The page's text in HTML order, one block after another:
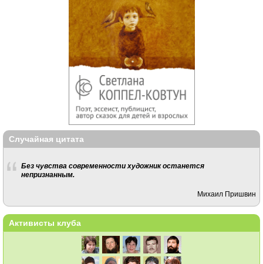
Случайная цитата
Без чувства современности художник останется
непризнанным.
Михаил Пришвин
Активисты клуба